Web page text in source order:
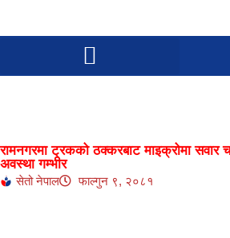
रामनगरमा ट्रकको ठक्करबाट माइक्रोमा सवार
अवस्था गम्भीर
सेतो नेपाल फाल्गुन ९, २०८१